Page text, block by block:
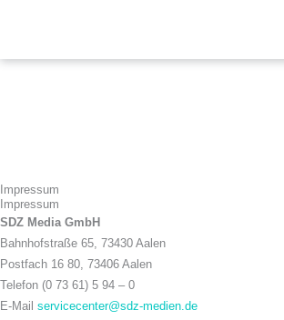
Impressum
Impressum
SDZ Media GmbH
Bahnhofstraße 65, 73430 Aalen
Postfach 16 80, 73406 Aalen
Telefon (0 73 61) 5 94 – 0
E-Mail servicecenter@sdz-medien.de